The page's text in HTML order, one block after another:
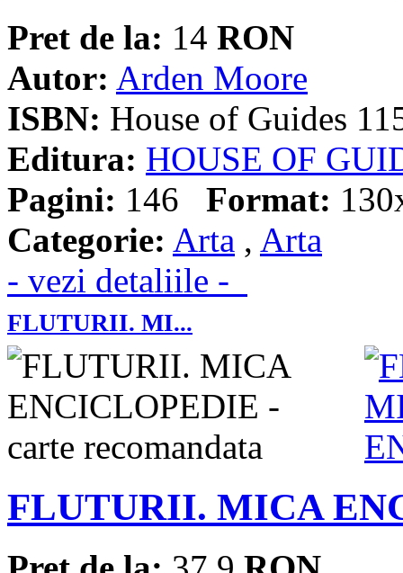
Pret de la: 14 RON
Autor: Arden Moore
ISBN: House of Guides
Editura: HOUSE OF
Pagini: 146 Format:
Categorie: Arta , Arta
- vezi detaliile -
FLUTURII. MI...
FLUTURII. MICA